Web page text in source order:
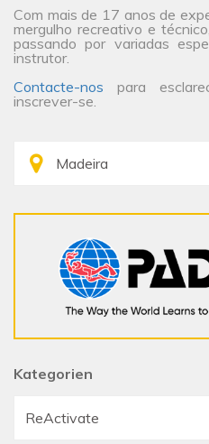
Com mais de 17 anos de
mergulho recreativo e
passando por variadas
instrutor.
Contacte-nos para
inscrever-se.
Kategorien